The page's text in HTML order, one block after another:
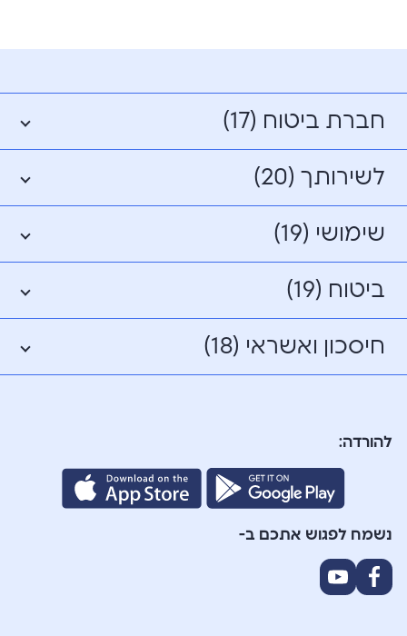
חברת ביטוח (17)
לשירותך (20)
שימושי (19)
ביטוח (19)
חיסכון ואשראי (18)
להורדה:
נשמח לפגוש אתכם ב-